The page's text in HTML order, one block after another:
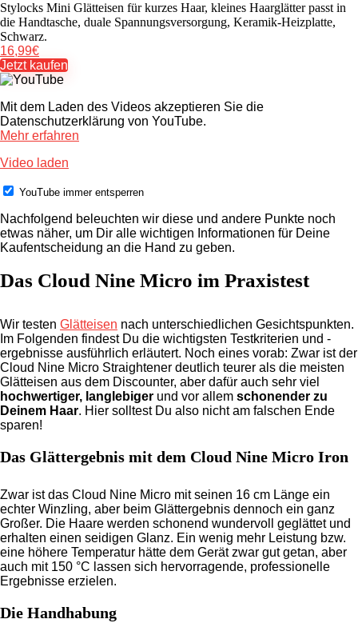
Stylocks Mini Glätteisen für kurzes Haar, kleines Haarglätter passt in
die Handtasche, duale Spannungsversorgung, Keramik-Heizplatte,
Schwarz.
16,99€
Jetzt kaufen
Mit dem Laden des Videos akzeptieren Sie die
Datenschutzerklärung von YouTube.
Mehr erfahren
Video laden
YouTube immer entsperren
Nachfolgend beleuchten wir diese und andere Punkte noch
etwas näher, um Dir alle wichtigen Informationen für Deine
Kaufentscheidung an die Hand zu geben.
Das Cloud Nine Micro im Praxistest
Wir testen Glätteisen nach unterschiedlichen Gesichtspunkten.
Im Folgenden findest Du die wichtigsten Testkriterien und -
ergebnisse ausführlich erläutert. Noch eines vorab: Zwar ist der
Cloud Nine Micro Straightener deutlich teurer als die meisten
Glätteisen aus dem Discounter, aber dafür auch sehr viel
hochwertiger, langlebiger und vor allem schonender zu
Deinem Haar. Hier solltest Du also nicht am falschen Ende
sparen!
Das Glättergebnis mit dem Cloud Nine Micro Iron
Zwar ist das Cloud Nine Micro mit seinen 16 cm Länge ein
echter Winzling, aber beim Glättergebnis dennoch ein ganz
Großer. Die Haare werden schonend wundervoll geglättet und
erhalten einen seidigen Glanz. Ein wenig mehr Leistung bzw.
eine höhere Temperatur hätte dem Gerät zwar gut getan, aber
auch mit 150 °C lassen sich hervorragende, professionelle
Ergebnisse erzielen.
Die Handhabung